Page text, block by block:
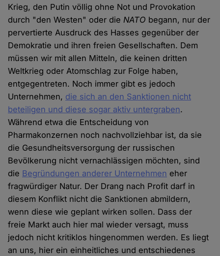
Krieg, den Putin völlig ohne Not und Provokation
durch "den Westen" oder dieNATO begann, nur der
pervertierte Ausdruck des Hasses gegenüber der
Demokratie und ihren freien Gesellschaften. Dem
müssen wir mit allen Mitteln, die keinen dritten
Weltkrieg oder Atomschlag zur Folge haben,
entgegentreten. Noch immer gibt es jedoch
Unternehmen, die sich an den Sanktionen nicht
beteiligen und diese sogar aktiv untergraben.
Während etwa die Entscheidung von
Pharmakonzernen noch nachvollziehbar ist, da sie
die Gesundheitsversorgung der russischen
Bevölkerung nicht vernachlässigen möchten, sind
die Begründungen anderer Unternehmen eher
fragwürdiger Natur. Der Drang nach Profit darf in
diesem Konflikt nicht die Sanktionen abmildern,
wenn diese wie geplant wirken sollen. Dass der
freie Markt auch hier mal wieder versagt, muss
jedoch nicht kritiklos hingenommen werden. Es liegt
an uns, hier ein einheitliches und entschiedenes